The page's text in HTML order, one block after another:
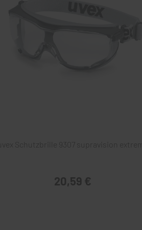
uvex Schutzbrille 9307 supravision
20,59 €